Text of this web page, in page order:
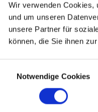
Wir verwenden Cookies,
und um unseren
unsere Partner für
können, die Sie ihnen
SelectionNotwendige Cookies